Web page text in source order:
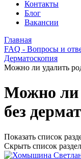
Контакты
Блог
Вакансии
Главная
FAQ - Вопросы и
Дерматоскопия
Можно ли удалить
Можно ли
без
Показать список
Скрыть список